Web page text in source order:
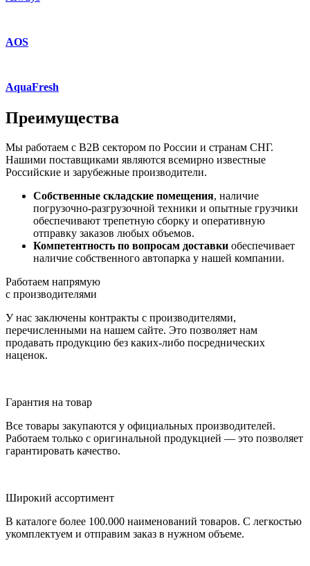
AOS
AquaFresh
Преимущества
Мы работаем с B2B сектором по России и странам СНГ.
Нашими поставщиками являются всемирно известные
Российские и зарубежные производители.
Собственные складские помещения, наличие
погрузочно-разгрузочной техники и опытные грузчики
обеспечивают трепетную сборку и оперативную
отправку заказов любых объемов.
Компетентность по вопросам доставки обеспечивает
наличие собственного автопарка у нашей компании.
Работаем напрямую
с производителями
У нас заключены контракты с производителями,
перечисленными на нашем сайте. Это позволяет нам
продавать продукцию без каких-либо посреднических
наценок.
Гарантия на товар
Все товары закупаются у официальных производителей.
Работаем только с оригинальной продукцией — это позволяет
гарантировать качество.
Широкий ассортимент
В каталоге более 100.000 наименований товаров. С легкостью
укомплектуем и отправим заказ в нужном объеме.